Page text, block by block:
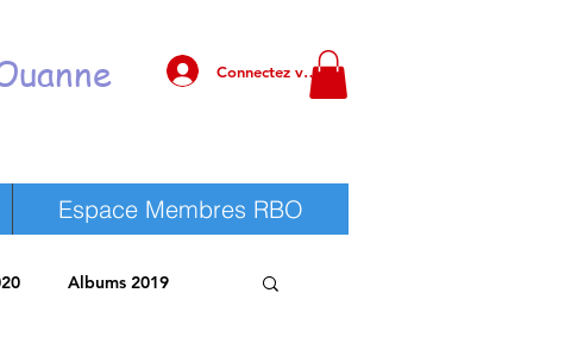
Connectez vous !
Espace Membres RBO
Albums 2019